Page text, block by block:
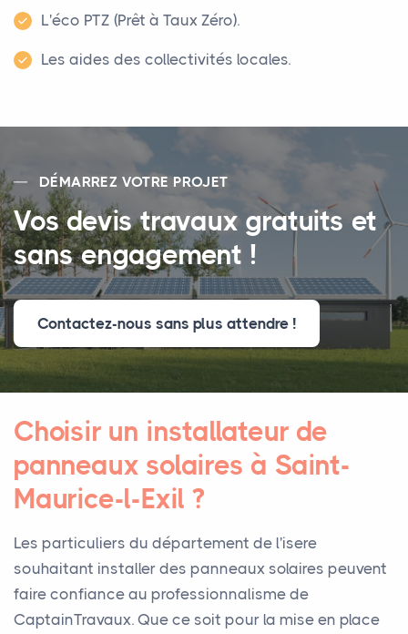
L'éco PTZ (Prêt à Taux Zéro).
Les aides des collectivités locales.
DÉMARREZ VOTRE PROJET
Vos devis travaux gratuits et
sans engagement !
Contactez-nous sans plus attendre !
Choisir un installateur de
panneaux solaires à Saint-
Maurice-l-Exil ?
Les particuliers du département de l'isere
souhaitant installer des panneaux solaires peuvent
faire confiance au professionnalisme de
CaptainTravaux. Que ce soit pour la mise en place